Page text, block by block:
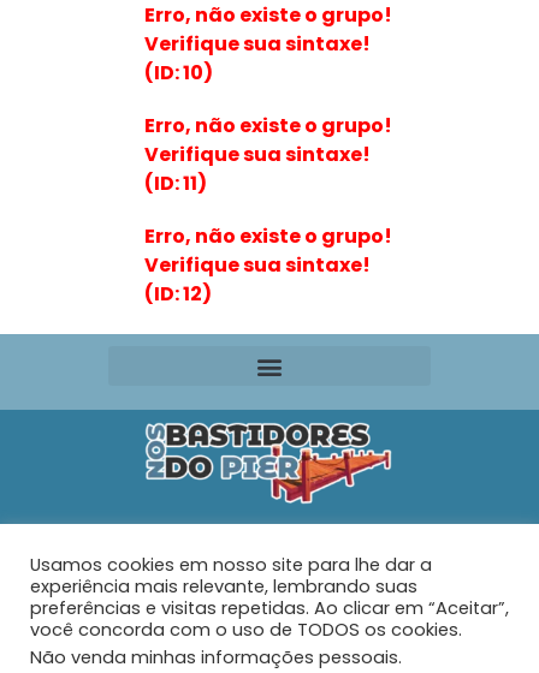
Erro, não existe o grupo!
Verifique sua sintaxe!
(ID: 10)
Erro, não existe o grupo!
Verifique sua sintaxe!
(ID: 11)
Erro, não existe o grupo!
Verifique sua sintaxe!
(ID: 12)
Rua Maria de Souza Santos Nº 159 – AP 401 –
Tabuleiro – Barra Velha – SC
© 2026 - Nos Bastidores do Pier - Todos os direitos
Usamos cookies em nosso site para lhe dar a
experiência mais relevante, lembrando suas
preferências e visitas repetidas. Ao clicar em “Aceitar”,
você concorda com o uso de TODOS os cookies.
Não venda minhas informações pessoais.